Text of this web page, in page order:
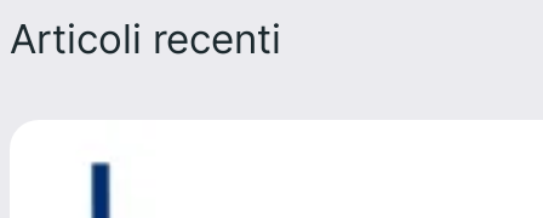
Articoli recenti